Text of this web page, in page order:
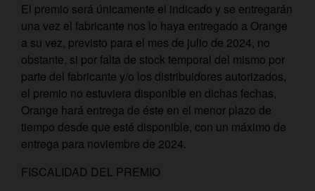
El premio será únicamente el indicado y se entregarán
una vez el fabricante nos lo haya entregado a Orange
a su vez, previsto para el mes de julio de 2024, no
obstante, si por falta de stock temporal del mismo por
parte del fabricante y/o los distribuidores autorizados,
el premio no estuviera disponible en dichas fechas,
Orange hará entrega de éste en el menor plazo de
tiempo desde que esté disponible, con un máximo de
entrega para noviembre de 2024.
FISCALIDAD DEL PREMIO